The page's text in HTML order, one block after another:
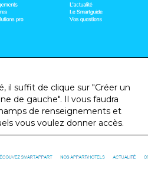
il suffit de clique sur "Créer un
de gauche". Il vous faudra
de renseignements et
vous voulez donner accès.